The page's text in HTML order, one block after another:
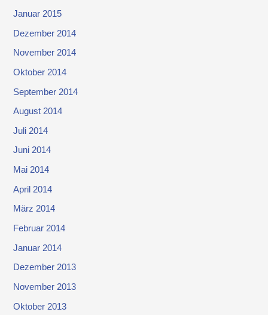
Januar 2015
Dezember 2014
November 2014
Oktober 2014
September 2014
August 2014
Juli 2014
Juni 2014
Mai 2014
April 2014
März 2014
Februar 2014
Januar 2014
Dezember 2013
November 2013
Oktober 2013